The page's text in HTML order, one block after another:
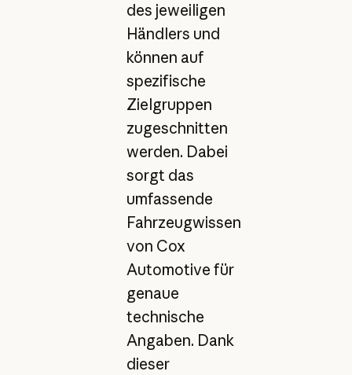
des jeweiligen
Händlers und
können auf
spezifische
Zielgruppen
zugeschnitten
werden. Dabei
sorgt das
umfassende
Fahrzeugwissen
von Cox
Automotive für
genaue
technische
Angaben. Dank
dieser